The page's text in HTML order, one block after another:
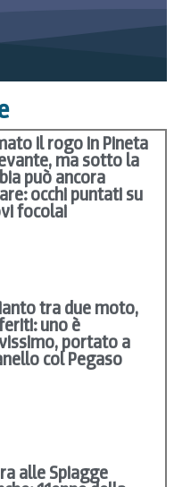
il rogo in Pineta
ma sotto la
può ancora
occhi puntati su
focolai
tra due moto,
uno è
portato a
col Pegaso
alle Spiagge